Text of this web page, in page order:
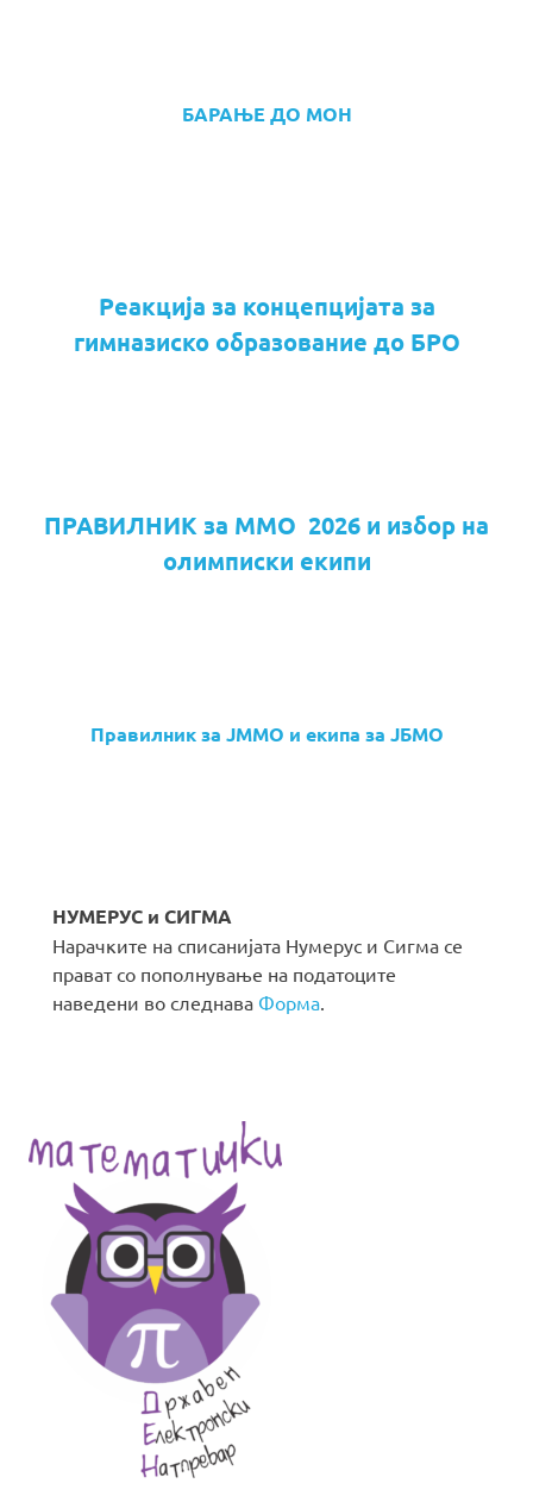
БАРАЊЕ ДО МОН
Реакција за концепцијата за
гимназиско образование до БРО
ПРАВИЛНИК за ММО 2026 и избор на
олимписки екипи
Правилник за ЈММО и екипа за ЈБМО
НУМЕРУС и СИГМА
Нарачките на списанијата Нумерус и Сигма се
прават со пополнување на податоците
наведени во следнава Форма.